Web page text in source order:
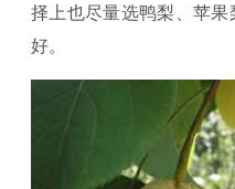
择上也尽量选鸭梨、苹
好。